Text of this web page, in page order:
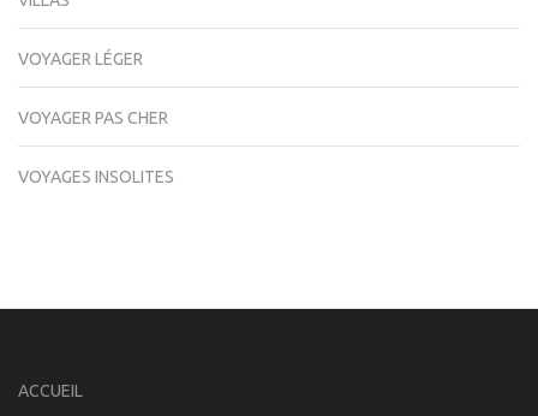
VOYAGER LÉGER
VOYAGER PAS CHER
VOYAGES INSOLITES
ACCUEIL